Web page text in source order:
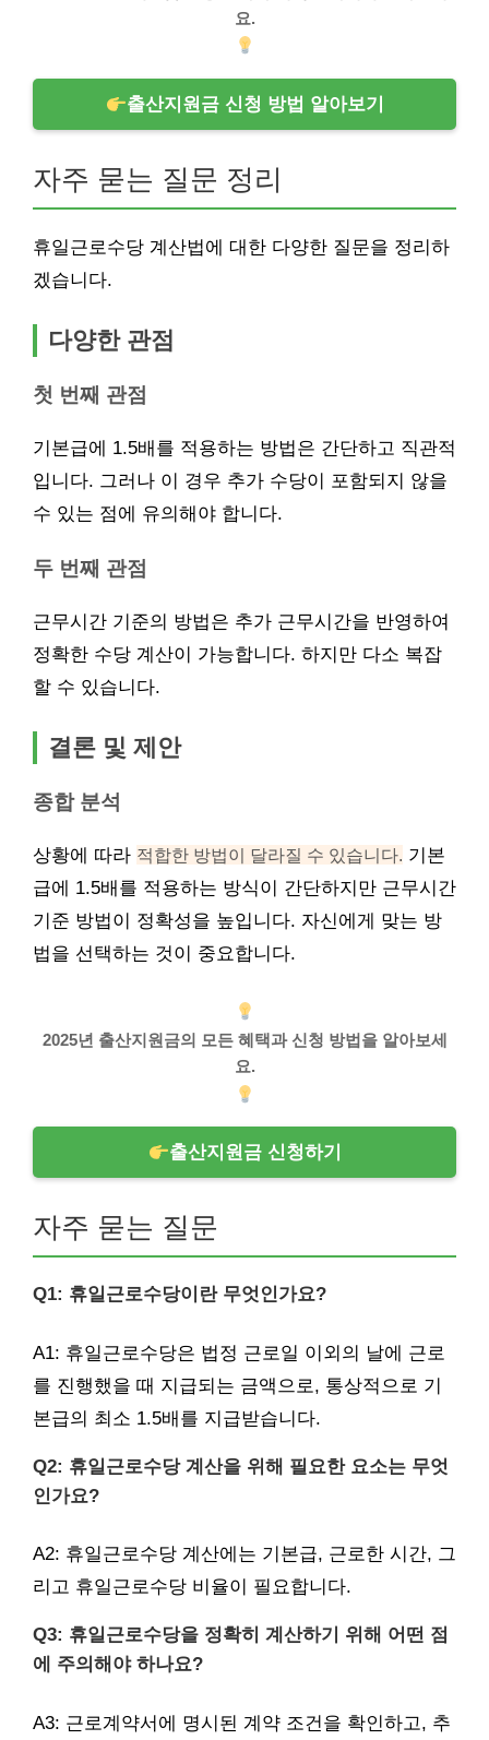
요.
출산지원금 신청 방법 알아보기
자주 묻는 질문 정리
휴일근로수당 계산법에 대한 다양한 질문을 정리하
겠습니다.
다양한 관점
첫 번째 관점
기본급에 1.5배를 적용하는 방법은 간단하고 직관적
입니다. 그러나 이 경우 추가 수당이 포함되지 않을
수 있는 점에 유의해야 합니다.
두 번째 관점
근무시간 기준의 방법은 추가 근무시간을 반영하여
정확한 수당 계산이 가능합니다. 하지만 다소 복잡
할 수 있습니다.
결론 및 제안
종합 분석
상황에 따라 적합한 방법이 달라질 수 있습니다. 기본
급에 1.5배를 적용하는 방식이 간단하지만 근무시간
기준 방법이 정확성을 높입니다. 자신에게 맞는 방
법을 선택하는 것이 중요합니다.
2025년 출산지원금의 모든 혜택과 신청 방법을 알아보세
요.
출산지원금 신청하기
자주 묻는 질문
Q1: 휴일근로수당이란 무엇인가요?
A1: 휴일근로수당은 법정 근로일 이외의 날에 근로
를 진행했을 때 지급되는 금액으로, 통상적으로 기
본급의 최소 1.5배를 지급받습니다.
Q2: 휴일근로수당 계산을 위해 필요한 요소는 무엇
인가요?
A2: 휴일근로수당 계산에는 기본급, 근로한 시간, 그
리고 휴일근로수당 비율이 필요합니다.
Q3: 휴일근로수당을 정확히 계산하기 위해 어떤 점
에 주의해야 하나요?
A3: 근로계약서에 명시된 계약 조건을 확인하고, 추